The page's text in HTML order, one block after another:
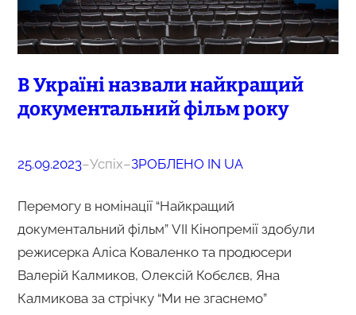
В Україні назвали найкращий
документальний фільм року
25.09.2023–Успіх–ЗРОБЛЕНО IN UA
Перемогу в номінації “Найкращий
документальний фільм” VII Кінопремії здобули
режисерка Аліса Коваленко та продюсери
Валерій Калмиков, Олексій Кобєлєв, Яна
Калмикова за стрічку “Ми не згаснемо”